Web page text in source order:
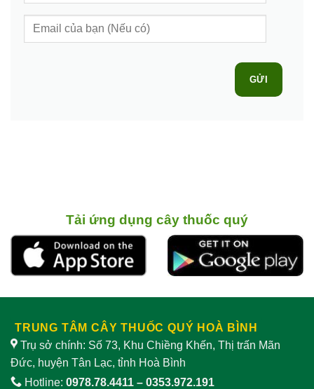
GỬI
Tải ứng dụng cây thuốc quý
TRUNG TÂM CÂY THUỐC QUÝ HOÀ BÌNH
Trụ sở chính: Số 73, Khu Chiềng Khến, Thị trấn Mãn
Đức, huyện Tân Lạc, tỉnh Hoà Bình
Hotline: 0978.78.4411 – 0353.972.191